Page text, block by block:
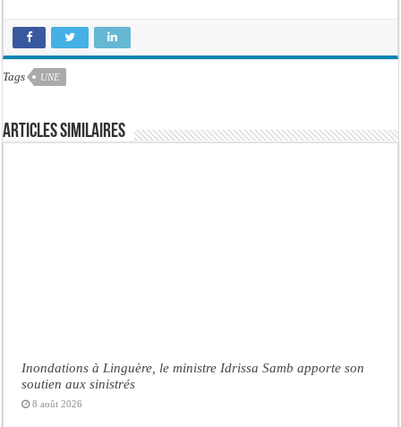
Tags UNE
Articles similaires
Inondations à Linguère, le ministre Idrissa Samb apporte son
soutien aux sinistrés
8 août 2026